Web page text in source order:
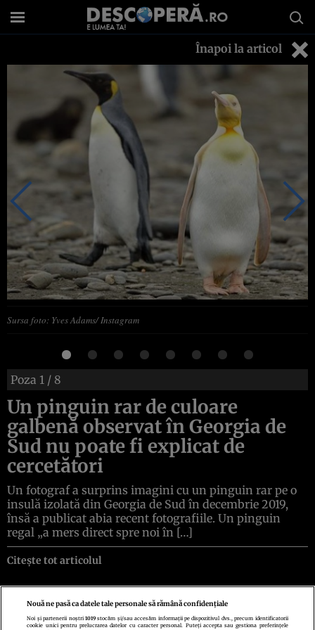
Înapoi la articol
Sursa foto: Yves Adams/ Instagram
Poza 1 / 8
Un pinguin rar de culoare
galbenă observat în Georgia de
Sud nu poate fi explicat de
cercetători
Un fotograf a surprins imagini cu un pinguin rar pe o
insulă izolată din Georgia de Sud în decembrie 2019,
însă a publicat abia recent fotografiile. Un pinguin
regal „a mers direct spre noi în […]
Citește tot articolul
Nouă ne pasă ca datele tale personale să rămână confidențiale
Noi și partenerii noștri1019 stocăm și/sau accesăm informații pe dispozitivul dvs., precum identificatorii
cookie unici pentru prelucrarea datelor cu caracter personal. Puteți accepta sau gestiona preferințele